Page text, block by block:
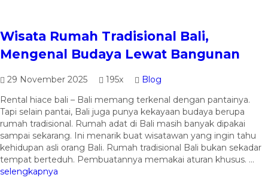
Wisata Rumah Tradisional Bali,
Mengenal Budaya Lewat Bangunan
29 November 2025 195x
Blog
Rental hiace bali – Bali memang terkenal dengan pantainya.
Tapi selain pantai, Bali juga punya kekayaan budaya berupa
rumah tradisional. Rumah adat di Bali masih banyak dipakai
sampai sekarang. Ini menarik buat wisatawan yang ingin tahu
kehidupan asli orang Bali. Rumah tradisional Bali bukan sekadar
tempat berteduh. Pembuatannya memakai aturan khusus. ...
selengkapnya